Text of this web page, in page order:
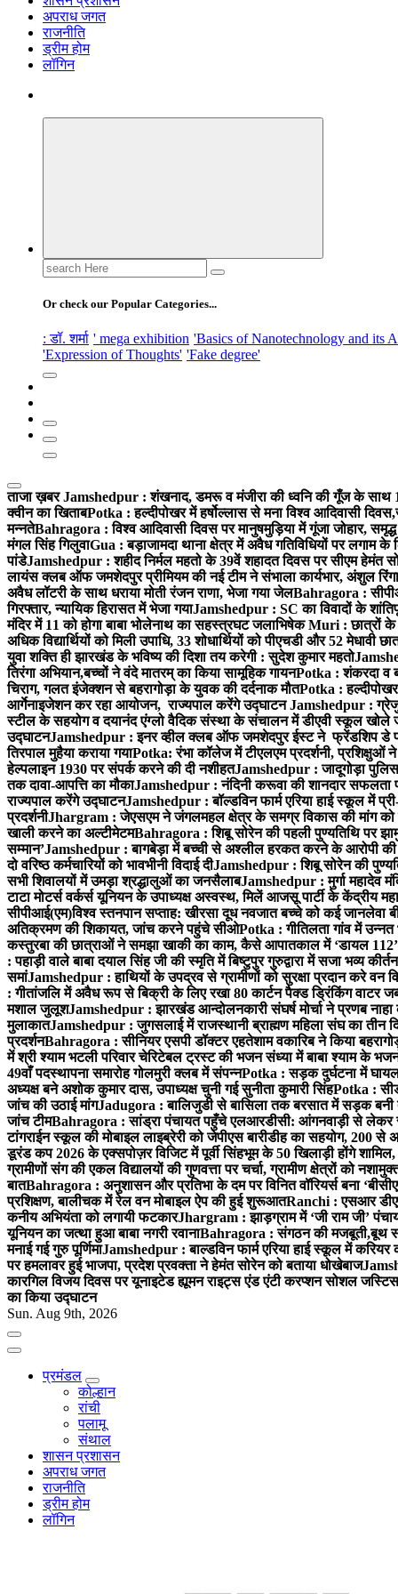
अपराध जगत
राजनीति
ड्रीम होम
लॉगिन
Search
for:
Or check our Popular Categories...
: डॉ. शर्मा ' mega exhibition 'Basics of Nanotechnology and its
'Expression of Thoughts' 'Fake degree'
ताजा ख़बरJamshedpur : शंखनाद, डमरू व मंजीरा की ध्वनि की गूँज के साथ
क्वीन का खिताबPotka : हल्दीपोखर में हर्षोल्लास से मना विश्व आदिवासी
मन्नतेBahragora : विश्व आदिवासी दिवस पर मानुषमुड़िया में गूंजा जोहार,
मंगल सिंह गिलुवाGua : बड़ाजामदा थाना क्षेत्र में अवैध गतिविधियों पर लगाम के
पांडेJamshedpur : शहीद निर्मल महतो के 39वें शहादत दिवस पर सीएम हेमंत
लायंस क्लब ऑफ जमशेदपुर प्रीमियम की नई टीम ने संभाला कार्यभार, अंशुल
अवैध लॉटरी के साथ धराया मोती रंजन राणा, भेजा गया जेलBahragora :
गिरफ्तार, न्यायिक हिरासत में भेजा गयाJamshedpur : SC का विवादों के
मंदिर में 11 को होगा बाबा भोलेनाथ का सहस्त्रघट जलाभिषेकMuri : छात्रों के
अधिक विद्यार्थियों को मिली उपाधि, 33 शोधार्थियों को पीएचडी और 52 मेधावी
युवा शक्ति ही झारखंड के भविष्य की दिशा तय करेगी : सुदेश कुमार महतो
तिरंगा अभियान,बच्चों ने वंदे मातरम् का किया सामूहिक गायनPotka : शंकरदा व
चिराग, गलत इंजेक्शन से बहरागोड़ा के युवक की दर्दनाक मौतPotka :
आर्गेनाइजेशन कर रहा आयोजन, राज्यपाल करेंगे उद्घाटनJamshedpur :
स्टील के सहयोग व दयानंद एंग्लो वैदिक संस्था के संचालन में डीएवी स्कूल खोले
उद्घाटनJamshedpur : इनर व्हील क्लब ऑफ जमशेदपुर ईस्ट ने फ्रेंडशिप डे
तिरपाल मुहैया कराया गयाPotka: रंभा कॉलेज में टीएलएम प्रदर्शनी, प्रशिक्षुओं
हेल्पलाइन 1930 पर संपर्क करने की दी नशीहतJamshedpur : जादूगोड़ा
तक दावा-आपत्ति का मौकाJamshedpur : नंदिनी करूवा की शानदार सफलता
राज्यपाल करेंगे उद्घाटनJamshedpur : बॉल्डविन फार्म एरिया हाई स्कूल में
प्रदर्शनीJhargram : जेएसएम ने जंगलमहल क्षेत्र के समग्र विकास की मांग को
खाली करने का अल्टीमेटमBahragora : शिबू सोरेन की पहली पुण्यतिथि पर
सम्मान’Jamshedpur : बागबेड़ा में बच्ची से अश्लील हरकत करने के आरोपी की
दो वरिष्ठ कर्मचारियों को भावभीनी विदाई दीJamshedpur : शिबू सोरेन की
सभी शिवालयों में उमड़ा श्रद्धालुओं का जनसैलाबJamshedpur : मुर्गा महादेव
टाटा मोटर्स वर्कर्स यूनियन के उपाध्यक्ष अस्वस्थ, मिलें आजसू पार्टी के केंद्रीय
सीपीआई(एम)विश्व स्तनपान सप्ताह: खीरसा दूध नवजात बच्चे को कई जानलेवा
अतिक्रमण की शिकायत, जांच करने पहुंचे सीओPotka : गीतिलता गांव में
कस्तुरबा की छात्राओं ने समझा खाकी का काम, कैसे आपातकाल में ‘डायल 112’
: पहाड़ी वाले बाबा दयाल सिंह जी की स्मृति में बिष्टुपुर गुरुद्वारा में सजा भव्य
समांJamshedpur : हाथियों के उपद्रव से ग्रामीणों को सुरक्षा प्रदान करे वन
: गीतांजलि में अवैध रूप से बिक्री के लिए रखा 80 कार्टन पैक्ड ड्रिंकिंग वाटर
मशाल जुलूशJamshedpur : झारखंड आन्दोलनकारी संघर्ष मोर्चा ने प्रणब नाहा
मुलाकातJamshedpur : जुगसलाई में राजस्थानी ब्राह्मण महिला संघ का तीन
प्रदर्शनBahragora : सीनियर एसपी डॉक्टर एहतेशाम वकारिब ने किया
में श्री श्याम भटली परिवार चेरिटेबल ट्रस्ट की भजन संध्या में बाबा श्याम के
49वाँ पदस्थापना समारोह गोलमुरी क्लब में संपन्नPotka : सड़क दुर्घटना में
अध्यक्ष बने अशोक कुमार दास, उपाध्यक्ष चुनी गई सुनीता कुमारी सिंहPotka :
जांच की उठाई मांगJadugora : बालिजुडी से बासिला तक बरसात में सड़क बनी
जांच टीमBahragora : सांड्रा पंचायत पहुँचे एलआरडीसी: आंगनवाड़ी से
टांगराईन स्कूल की मोबाइल लाइब्रेरी को जेपीएस बारीडीह का सहयोग, 200
डूरंड कप 2026 के एक्सपोज़र विजिट में पूर्वी सिंहभूम के 50 खिलाड़ी होंगे
ग्रामीणों संग की एकल विद्यालयों की गुणवत्ता पर चर्चा, ग्रामीण क्षेत्रों को
बातBahragora : अनुशासन और प्रतिभा के दम पर विनित वॉरियर्स बना
प्रशिक्षण, बालीचक में रेल वन मोबाइल ऐप की हुई शुरूआतRanchi : एसआर
कनीय अभियंता को लगायी फटकारJhargram : झाड़ग्राम में ‘जी राम जी’
यूनियन का जत्था हुआ बाबा नगरी रवानाBahragora : संगठन की मजबूती,बूथ
मनाई गई गुरु पूर्णिमाJamshedpur : बाल्डविन फार्म एरिया हाई स्कूल में करियर
पर हमलावर हुई भाजपा, प्रदेश प्रवक्ता ने हेमंत सोरेन को बताया धोखेबाज
कारगिल विजय दिवस पर यूनाइटेड ह्यूमन राइट्स एंड एंटी करप्शन सोशल
का किया उद्घाटन
Sun. Aug 9th, 2026
प्रमंडल
कोल्हान
रांची
पलामू
संथाल
शासन प्रशासन
अपराध जगत
राजनीति
ड्रीम होम
लॉगिन